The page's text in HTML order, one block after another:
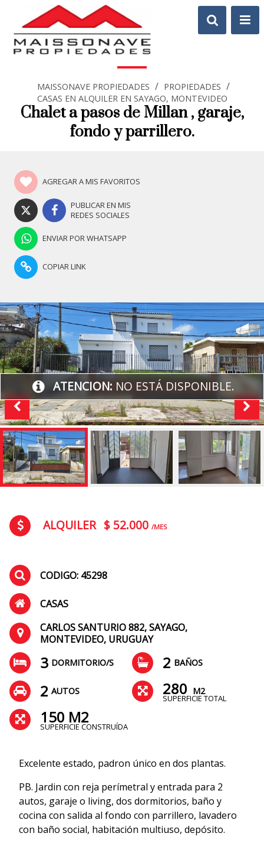
MAISSONAVE PROPIEDADES / PROPIEDADES /
CASAS EN ALQUILER EN SAYAGO, MONTEVIDEO
Chalet a pasos de Millan , garaje,
fondo y parrillero.
AGREGAR A MIS FAVORITOS
PUBLICAR EN MIS
REDES SOCIALES
ENVIAR POR WHATSAPP
COPIAR LINK
ATENCION: NO ESTÁ DISPONIBLE.
ALQUILER $ 52.000 /MES
CODIGO: 45298
CASAS
CARLOS SANTURIO 882, SAYAGO,
MONTEVIDEO, URUGUAY
3 DORMITORIO/S 2 BAÑOS
2 AUTOS 280 M2
SUPERFICIE TOTAL
150 M2
SUPERFICIE CONSTRUÍDA
Excelente estado, padron único en dos plantas.
PB. Jardin con reja perímetral y entrada para 2
autos, garaje o living, dos dormitorios, baño y
cocina con salida al fondo con parrillero, lavadero
con baño social, habitación multiuso, depósito.